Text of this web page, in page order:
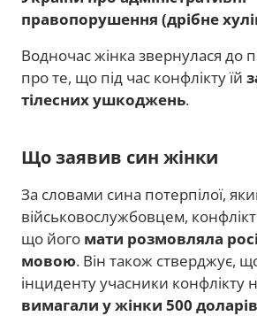
правопорушення (дрібне
Водночас жінка звернулася до
про те, що під час конфлікту їй
тілесних ушкоджень.
Що заявив син жінки
За словами сина потерпілої,
військовослужбовцем,
що його мати розмовляла
мовою. Він також стверджує,
інциденту учасники конфлікту
вимагали у жінки 500 доларів